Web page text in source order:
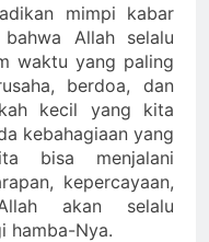
mimpi kabar
Allah selalu
waktu yang paling
berdoa, dan
kecil yang kita
kebahagiaan yang
bisa menjalani
kepercayaan,
akan selalu
hamba-Nya.